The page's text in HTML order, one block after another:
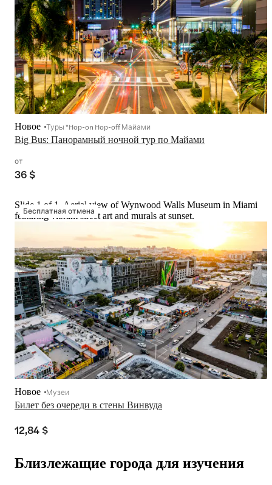
Big Bus: Панорамный ночной тур по Майами
Новое Туры "Hop-on Hop-off Майами
от
36 $
Бесплатная отмена
Slide 1 of 1, Aerial view of Wynwood Walls Museum in Miami
featuring vibrant street art and murals at sunset.
Билет без очереди в стены Винвуда
Новое Музеи
12,84 $
Близлежащие города для изучения